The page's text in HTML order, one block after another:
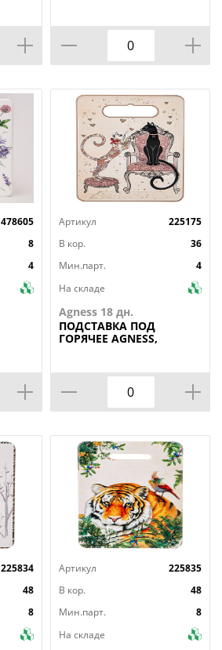
478605
8
4
Артикул
225175
В кор.
36
Мин.парт.
4
На складе
Agness 18 дн.
ПОДСТАВКА ПОД
ГОРЯЧЕЕ AGNESS,
225834
48
8
Артикул
225835
В кор.
48
Мин.парт.
8
На складе